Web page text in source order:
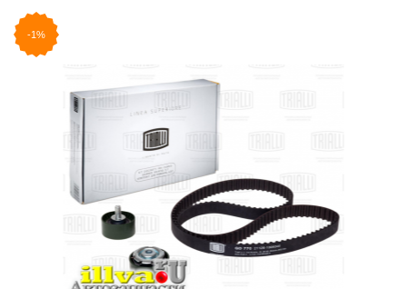
-1%